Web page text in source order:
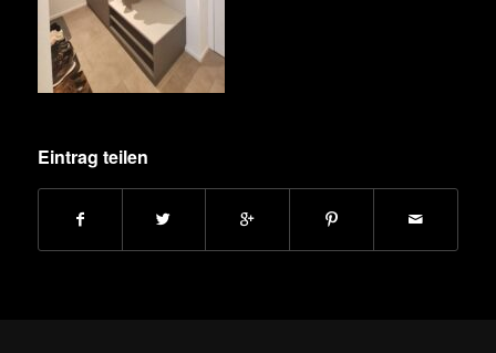
Eintrag teilen